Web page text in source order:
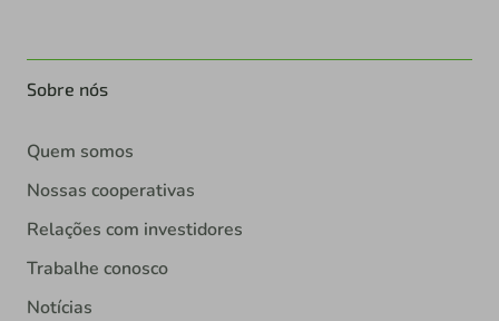
Sobre nós
Quem somos
Nossas cooperativas
Relações com investidores
Trabalhe conosco
Notícias